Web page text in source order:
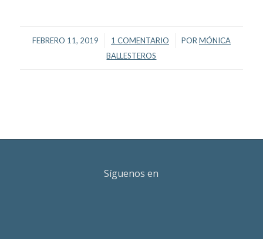
FEBRERO 11, 2019
/ 1 COMENTARIO
/ POR MÓNICA
BALLESTEROS
Síguenos en